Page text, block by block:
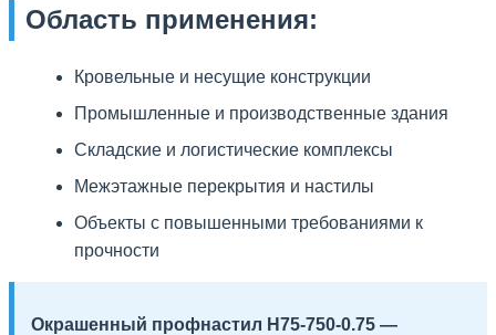
Область применения:
Кровельные и несущие конструкции
Промышленные и производственные здания
Складские и логистические комплексы
Межэтажные перекрытия и настилы
Объекты с повышенными требованиями к
прочности
Окрашенный профнастил H75-750-0.75 —